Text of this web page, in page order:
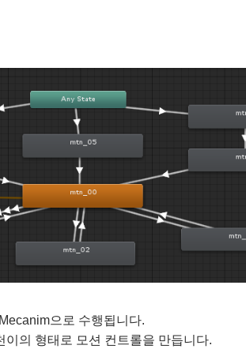
으로 수행됩니다.
의 형태로 모션 컨트롤을 만듭니다.